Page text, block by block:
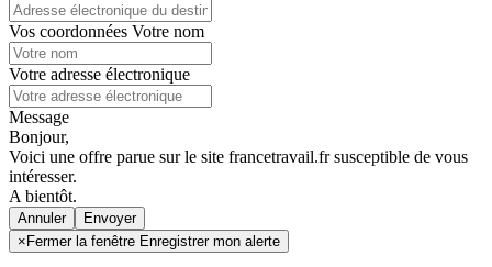
Vos coordonnées Votre nom
Votre adresse électronique
Message
Bonjour,
Voici une offre parue sur le site francetravail.fr susceptible de vous
intéresser.
A bientôt.
Annuler
× Fermer la fenêtre Enregistrer mon alerte